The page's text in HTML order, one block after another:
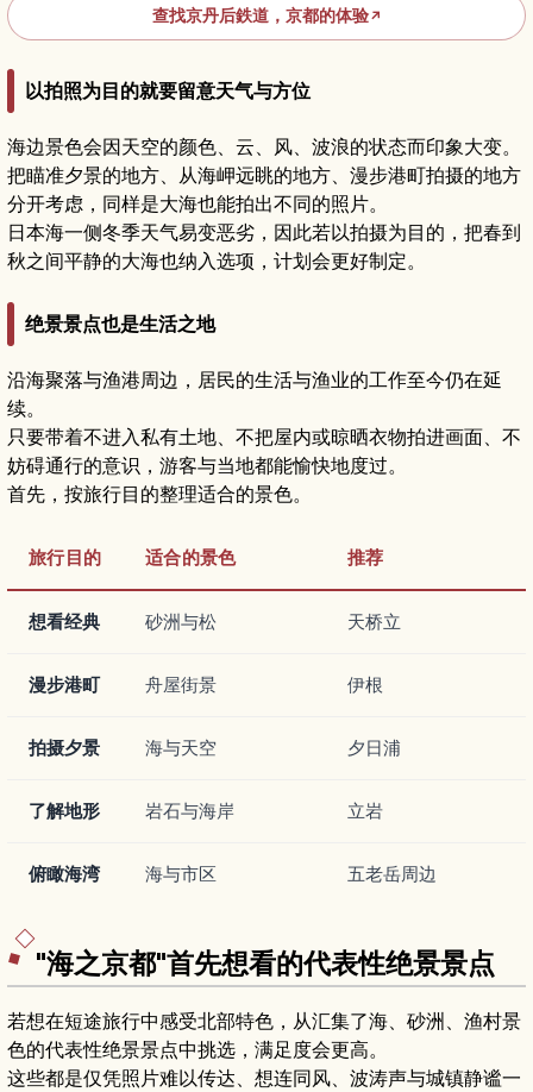
查找京丹后鉄道，京都的体验↗
以拍照为目的就要留意天气与方位
海边景色会因天空的颜色、云、风、波浪的状态而印象大变。
把瞄准夕景的地方、从海岬远眺的地方、漫步港町拍摄的地方
分开考虑，同样是大海也能拍出不同的照片。
日本海一侧冬季天气易变恶劣，因此若以拍摄为目的，把春到
秋之间平静的大海也纳入选项，计划会更好制定。
绝景景点也是生活之地
沿海聚落与渔港周边，居民的生活与渔业的工作至今仍在延
续。
只要带着不进入私有土地、不把屋内或晾晒衣物拍进画面、不
妨碍通行的意识，游客与当地都能愉快地度过。
首先，按旅行目的整理适合的景色。
旅行目的 适合的景色 推荐
想看经典 砂洲与松 天桥立
漫步港町 舟屋街景 伊根
拍摄夕景 海与天空 夕日浦
了解地形 岩石与海岸 立岩
俯瞰海湾 海与市区 五老岳周边
"海之京都"首先想看的代表性绝景景点
若想在短途旅行中感受北部特色，从汇集了海、砂洲、渔村景
色的代表性绝景景点中挑选，满足度会更高。
这些都是仅凭照片难以传达、想连同风、波涛声与城镇静谧一